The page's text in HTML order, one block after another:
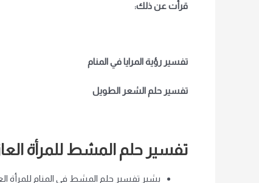
قرأت عن ذلك:
تفسير رؤية المرايا في المنام
تفسير حلم الشعر الطويل
تفسير حلم المشط للمرأة
يشير تفسير حلم المشط في المنام للمرأة